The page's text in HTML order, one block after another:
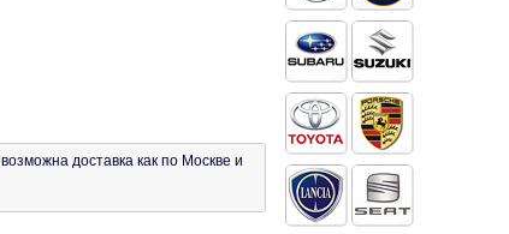
возможна доставка как по Москве и